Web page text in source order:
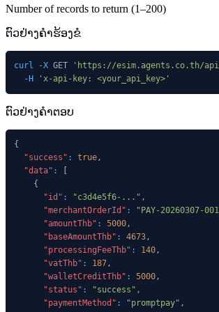
Number of records to return (1–200)
ຕົວຢ່າງຄໍາຮ້ອງຂໍ
curl -X GET 'https://esim.agents.co.th/
-H
'x-api-key: <your_api_key>'
ຕົວຢ່າງຄໍາຕອບ
{
"success" : true,
"data" :
{
"id" : "c3d4e5f6-..." ,
"merchantOrderId" : "PAY-20260307-
"amountThb" : 5000,
"baseAmountThb" : 4673,
"processingFeeThb" : 140,
"vatThb" : 187,
"walletCreditThb" : 5000,
"status" : "success" ,
"paymentMethod" : "promptpay" ,